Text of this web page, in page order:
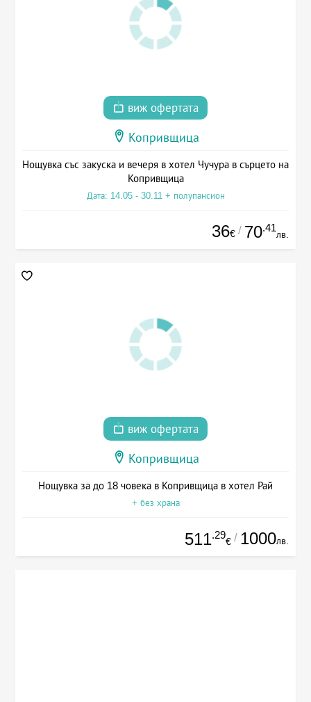
виж офертата
Копривщица
Нощувка със закуска и вечеря в хотел Чучура в сърцето на
Копривщица
Дата: 14.05 - 30.11 + полупансион
36€ / 70.41
лв.
виж офертата
Копривщица
Нощувка за до 18 човека в Копривщица в хотел Рай
+ без храна
511.29
€ / 1000лв.